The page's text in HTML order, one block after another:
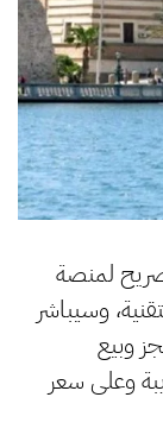
لمنصة
وسيباشر
وبيع
وعلى سعر